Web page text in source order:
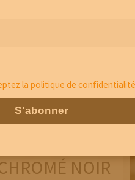
NOIR
la politique de confidentialité